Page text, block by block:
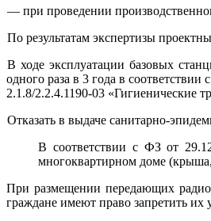
— при проведении
По результатам экспертизы
В ходе эксплуатации базовых
одного раза в 3 года в
2.1.8/2.2.4.1190-03 «Гигиенические
Отказать в выдаче санитарно-
В соответствии с ФЗ от
многоквартирном доме
При размещении передающих
граждане имеют право запретить их